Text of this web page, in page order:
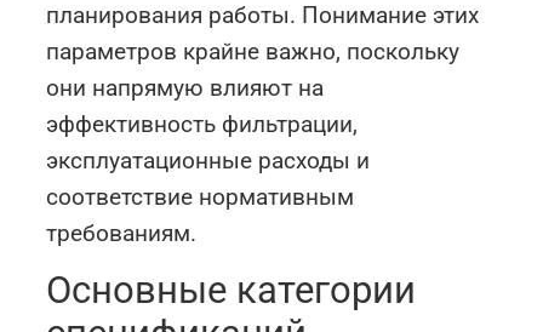
планирования работы. Понимание этих
параметров крайне важно, поскольку
они напрямую влияют на
эффективность фильтрации,
эксплуатационные расходы и
соответствие нормативным
требованиям.
Основные категории